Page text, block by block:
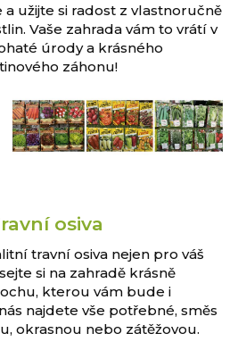
užijte si radost z vlastnoručně
Vaše zahrada vám to vrátí v
úrody a krásného
záhonu!
osiva
travní osiva nejen pro váš
si na zahradě krásně
kterou vám bude i
najdete vše potřebné, směs
okrasnou nebo zátěžovou.